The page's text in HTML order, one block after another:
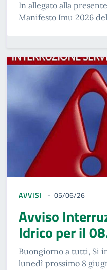
In allegato alla
Manifesto Imu 2026
AVVISI 05/06/26
Avviso
Idrico per il
Buongiorno a tutti, Si
lunedì prossimo 8